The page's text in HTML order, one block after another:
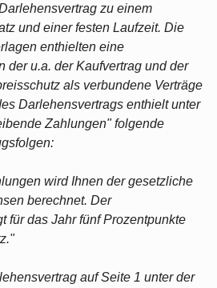
zu einem
und einer festen Laufzeit. Die
enthielten eine
der u.a. der Kaufvertrag und der
als verbundene Verträge
Darlehensvertrags enthielt unter
Zahlungen" folgende
wird Ihnen der gesetzliche
berechnet. Der
für das Jahr fünf Prozentpunkte
auf Seite 1 unter der